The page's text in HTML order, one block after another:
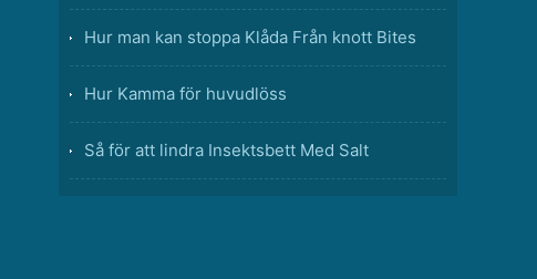
Hur man kan stoppa Klåda Från knott Bites
Hur Kamma för huvudlöss
Så för att lindra Insektsbett Med Salt